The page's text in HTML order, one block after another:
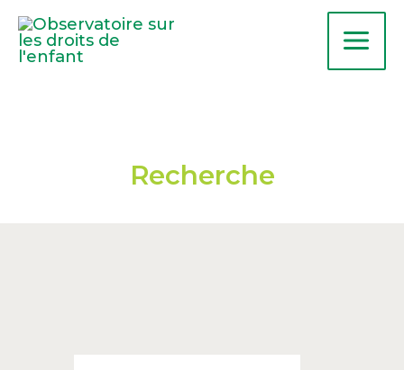
au
contenu
Recherche